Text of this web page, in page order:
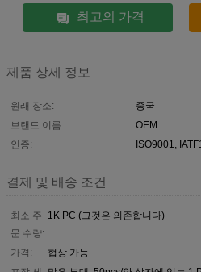
최고의 가격
제품 상세 정보
원래 장소:
중국
브랜드 이름:
OEM
인증:
ISO9001,
결제 및 배송 조건
최소 주
문 수량:
1K PC (그것은 의존합니다)
가격:
협상 가능